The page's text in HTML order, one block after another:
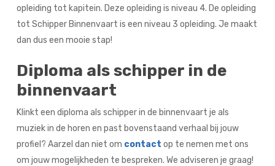
opleiding tot kapitein. Deze opleiding is niveau 4. De opleiding
tot Schipper Binnenvaart is een niveau 3 opleiding. Je maakt
dan dus een mooie stap!
Diploma als schipper in de
binnenvaart
Klinkt een diploma als schipper in de binnenvaart je als
muziek in de horen en past bovenstaand verhaal bij jouw
profiel? Aarzel dan niet om contact op te nemen met ons
om jouw mogelijkheden te bespreken. We adviseren je graag!